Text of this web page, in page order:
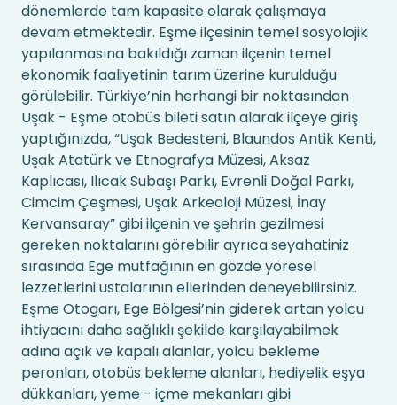
dönemlerde tam kapasite olarak çalışmaya
devam etmektedir. Eşme ilçesinin temel sosyolojik
yapılanmasına bakıldığı zaman ilçenin temel
ekonomik faaliyetinin tarım üzerine kurulduğu
görülebilir. Türkiye’nin herhangi bir noktasından
Uşak - Eşme otobüs bileti satın alarak ilçeye giriş
yaptığınızda, “Uşak Bedesteni, Blaundos Antik Kenti,
Uşak Atatürk ve Etnografya Müzesi, Aksaz
Kaplıcası, Ilıcak Subaşı Parkı, Evrenli Doğal Parkı,
Cimcim Çeşmesi, Uşak Arkeoloji Müzesi, İnay
Kervansaray” gibi ilçenin ve şehrin gezilmesi
gereken noktalarını görebilir ayrıca seyahatiniz
sırasında Ege mutfağının en gözde yöresel
lezzetlerini ustalarının ellerinden deneyebilirsiniz.
Eşme Otogarı, Ege Bölgesi’nin giderek artan yolcu
ihtiyacını daha sağlıklı şekilde karşılayabilmek
adına açık ve kapalı alanlar, yolcu bekleme
peronları, otobüs bekleme alanları, hediyelik eşya
dükkanları, yeme - içme mekanları gibi